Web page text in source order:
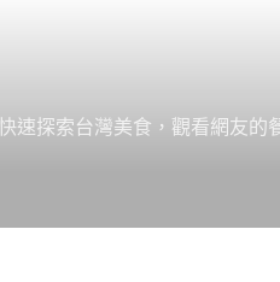
速探索台灣美食，觀看網友的